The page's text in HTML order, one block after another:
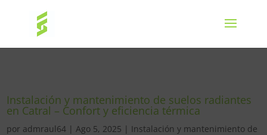
Instalación y mantenimiento de suelos radiantes
en Catral – Confort y eficiencia térmica
por admraul64 |Ago 5, 2025 | Instalación y mantenimiento de